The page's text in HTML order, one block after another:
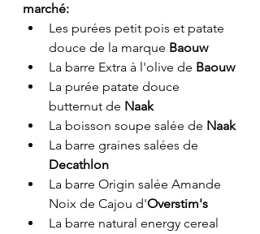
marché:
Les purées petit pois et patate
douce de la marque Baouw
La barre Extra à l'olive de Baouw
La purée patate douce
butternut de Naak
La boisson soupe salée de Naak
La barre graines salées de
Decathlon
La barre Origin salée Amande
Noix de Cajou d'Overstim's
La barre natural energy cereal